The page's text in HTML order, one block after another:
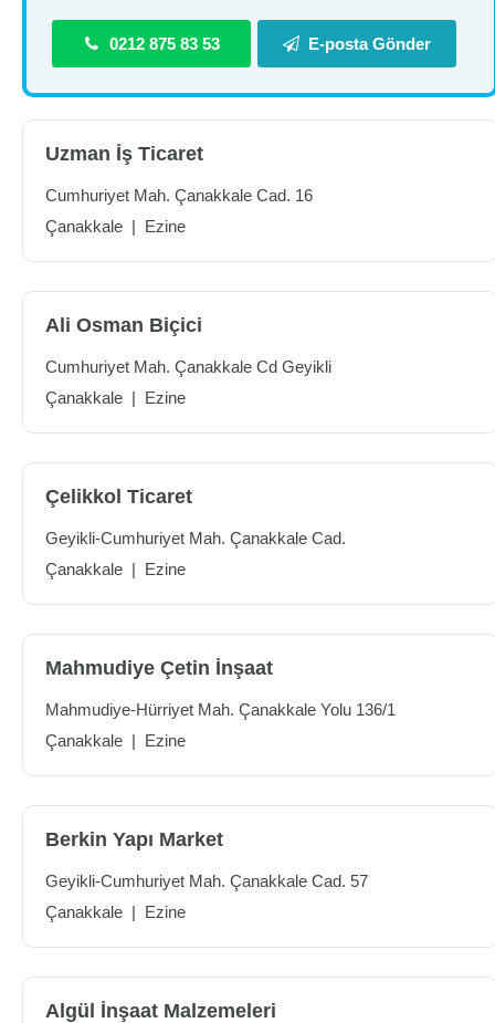
0212 875 83 53 E-posta Gönder
Uzman İş Ticaret
Cumhuriyet Mah. Çanakkale Cad. 16
Çanakkale | Ezine
Ali Osman Biçici
Cumhuriyet Mah. Çanakkale Cd Geyikli
Çanakkale | Ezine
Çelikkol Ticaret
Geyikli-Cumhuriyet Mah. Çanakkale Cad.
Çanakkale | Ezine
Mahmudiye Çetin İnşaat
Mahmudiye-Hürriyet Mah. Çanakkale Yolu 136/1
Çanakkale | Ezine
Berkin Yapı Market
Geyikli-Cumhuriyet Mah. Çanakkale Cad. 57
Çanakkale | Ezine
Algül İnşaat Malzemeleri